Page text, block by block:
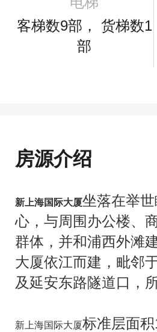
客梯数9部， 货梯数1
部
房源介绍
新上海国际大厦坐落在举
心，与周围办公楼、
群体，并和浦西外滩
大厦依江而建，毗邻
及延安东路隧道口，
新上海国际大厦标准层面